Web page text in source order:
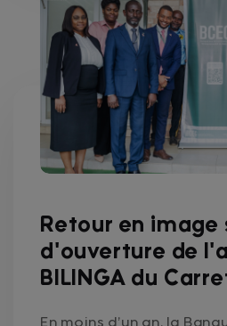
Retour en image
d'ouverture de
BILINGA du
En moins d’un an, la